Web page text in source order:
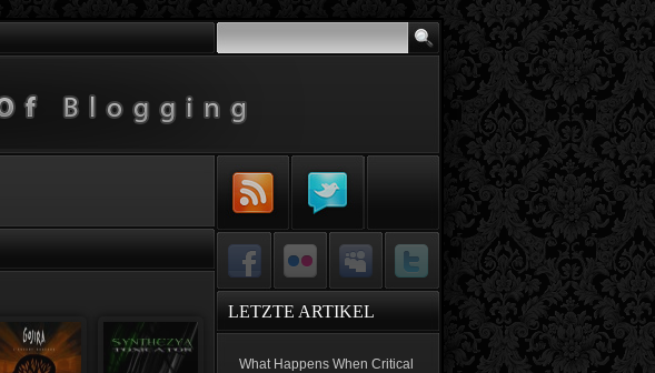
Subscribe to
RSS Feed
Follow Me on
Twitter
LETZTE ARTIKEL
What Happens When Critical